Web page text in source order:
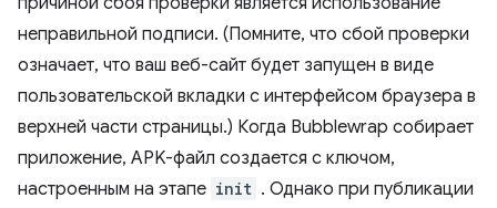
неправильной подписи. (Помните, что сбой проверки
означает, что ваш веб-сайт будет запущен в виде
пользовательской вкладки с интерфейсом браузера в
верхней части страницы.) Когда Bubblewrap собирает
приложение, APK-файл создается с ключом,
настроенным на этапе init . Однако при публикации